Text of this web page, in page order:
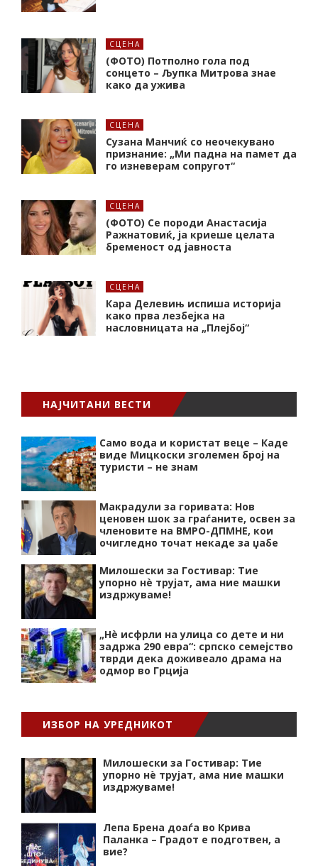
СЦЕНА
(ФОТО) Потполно гола под
сонцето – Љупка Митрова знае
како да ужива
СЦЕНА
Сузана Манчиќ со неочекувано
признание: „Ми падна на памет да
го изневерам сопругот“
СЦЕНА
(ФОТО) Се породи Анастасија
Ражнатовиќ, ја криеше целата
бременост од јавноста
СЦЕНА
Кара Делевињ испиша историја
како прва лезбејка на
насловницата на „Плејбој“
НАЈЧИТАНИ ВЕСТИ
Само вода и користат веце – Каде
виде Мицкоски зголемен број на
туристи – не знам
Макрадули за горивата: Нов
ценовен шок за граѓаните, освен за
членовите на ВМРО-ДПМНЕ, кои
очигледно точат некаде за џабе
Милошески за Гостивар: Тие
упорно нѐ трујат, ама ние машки
издржуваме!
„Нѐ исфрли на улица со дете и ни
задржа 290 евра“: српско семејство
тврди дека доживеало драма на
одмор во Грција
ИЗБОР НА УРЕДНИКОТ
Милошески за Гостивар: Тие
упорно нѐ трујат, ама ние машки
издржуваме!
Лепа Брена доаѓа во Крива
Паланка – Градот е подготвен, а
вие?